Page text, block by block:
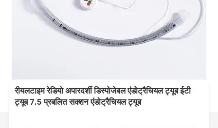
रीयलटाइम रेडियो अपारदर्शी डिस्पोजेबल एंडोट्रैचियल ट्यूब ईटी
ट्यूब 7.5 प्रबलित सक्शन एंडोट्रैचियल ट्यूब